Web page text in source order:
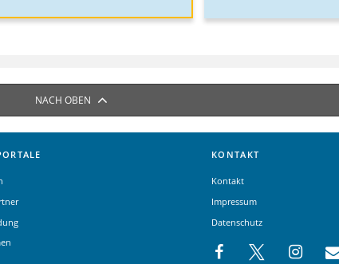
NACH OBEN
KONTAKT
Kontakt
Impressum
Datenschutz